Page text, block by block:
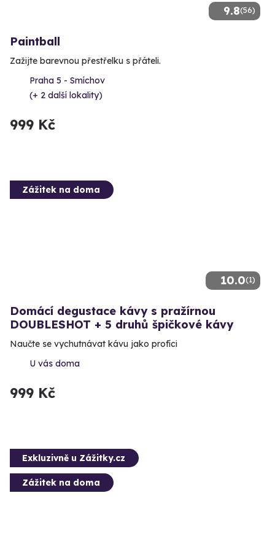
9.8(56)
Paintball
Zažijte barevnou přestřelku s přáteli.
Praha 5 - Smíchov
(+ 2 další lokality)
999 Kč
10.0(1)
Zážitek na doma
Domácí degustace kávy s pražírnou
DOUBLESHOT + 5 druhů špičkové kávy
Naučte se vychutnávat kávu jako profíci
U vás doma
999 Kč
Exkluzivně u Zážitky.cz
Zážitek na doma